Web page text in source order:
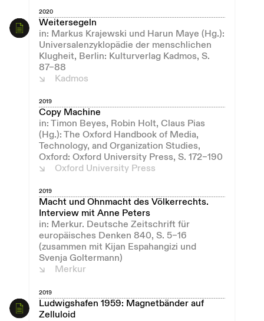
2020
Weitersegeln
in: Markus Krajewski und Harun Maye (Hg.):
Universalenzyklopädie der menschlichen
Klugheit, Berlin: Kulturverlag Kadmos, S.
87–88
Kadmos
2019
Copy Machine
in: Timon Beyes, Robin Holt, Claus Pias
(Hg.): The Oxford Handbook of Media,
Technology, and Organization Studies,
Oxford: Oxford University Press, S. 172–190
Oxford University Press
2019
Macht und Ohnmacht des Völkerrechts.
Interview mit Anne Peters
in: Merkur. Deutsche Zeitschrift für
europäisches Denken 840, S. 5–16
(zusammen mit Kijan Espahangizi und
Svenja Goltermann)
Merkur
2019
Ludwigshafen 1959: Magnetbänder auf
Zelluloid